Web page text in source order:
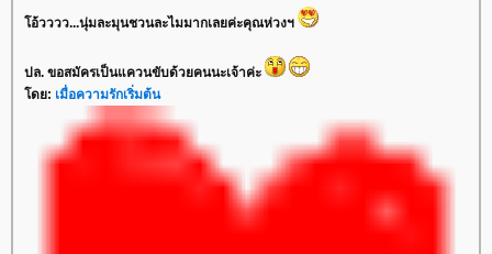
โอ้วววว...นุ่มละมุนชวนละไมมากเลยค่ะคุณห่วงฯ
ปล. ขอสมัครเป็นแควนขับด้วยคนนะเจ้าค่ะ
โดย: เมื่อความรักเริ่มต้น